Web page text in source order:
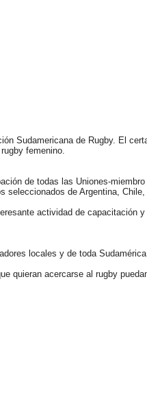
Sudamericana de Rugby. El
femenino.
de todas las Uniones-
de Argentina,
actividad de capacitación y
locales y de toda
quieran acercarse al rugby